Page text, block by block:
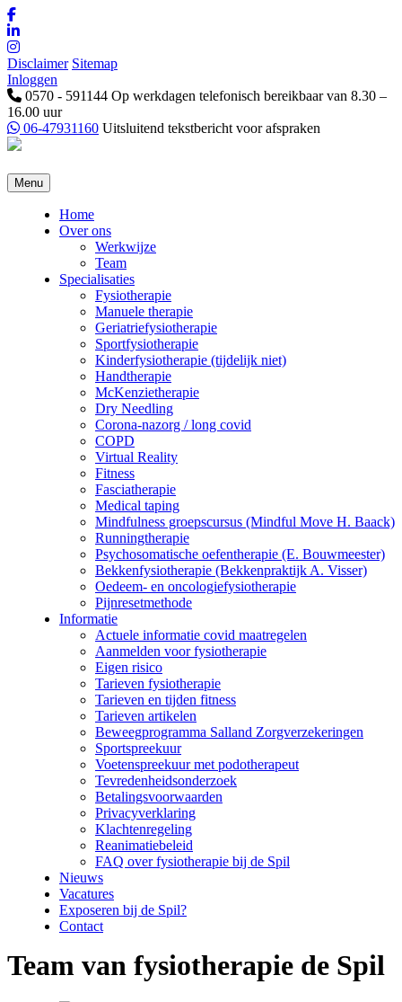
Disclaimer Sitemap
Inloggen
0570 - 591144 Op werkdagen telefonisch bereikbaar van 8.30 –
16.00 uur
06-47931160 Uitsluitend tekstbericht voor afspraken
Menu
Home
Over ons
Werkwijze
Team
Specialisaties
Fysiotherapie
Manuele therapie
Geriatriefysiotherapie
Sportfysiotherapie
Kinderfysiotherapie (tijdelijk niet)
Handtherapie
McKenzietherapie
Dry Needling
Corona-nazorg / long covid
COPD
Virtual Reality
Fitness
Fasciatherapie
Medical taping
Mindfulness groepscursus (Mindful Move H. Baack)
Runningtherapie
Psychosomatische oefentherapie (E. Bouwmeester)
Bekkenfysiotherapie (Bekkenpraktijk A. Visser)
Oedeem- en oncologiefysiotherapie
Pijnresetmethode
Informatie
Actuele informatie covid maatregelen
Aanmelden voor fysiotherapie
Eigen risico
Tarieven fysiotherapie
Tarieven en tijden fitness
Tarieven artikelen
Beweegprogramma Salland Zorgverzekeringen
Sportspreekuur
Voetenspreekuur met podotherapeut
Tevredenheidsonderzoek
Betalingsvoorwaarden
Privacyverklaring
Klachtenregeling
Reanimatiebeleid
FAQ over fysiotherapie bij de Spil
Nieuws
Vacatures
Exposeren bij de Spil?
Contact
Team van fysiotherapie de Spil